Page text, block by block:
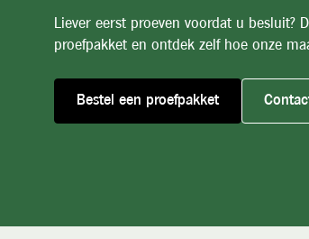
Liever eerst proeven voordat u besluit?
proefpakket en ontdek zelf hoe onze
Bestel een proefpakket